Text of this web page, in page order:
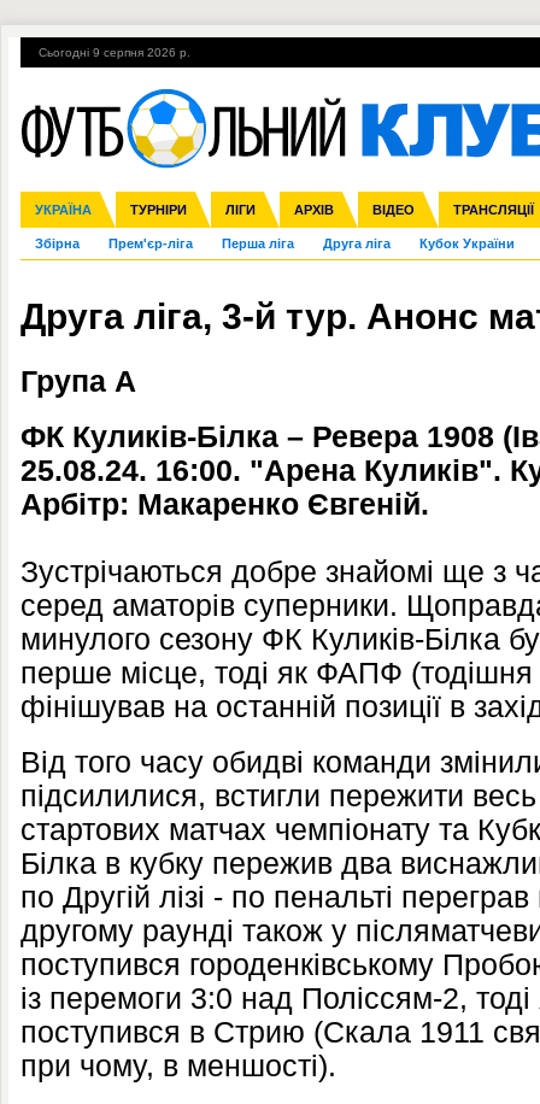
Сьогодні 9 серпня 2026 р.
УКРАЇНА ТУРНІРИ ЛІГИ АРХІВ ВІДЕО ТРАНСЛЯЦІЇ
Збірна Прем'єр-ліга Перша ліга Друга ліга Кубок України
Ліга чемпіонів Ліга Європи Міжнародні Ліга націй Ліга
Англія Іспанія Італія Німеччина Франція Інші
ЧС-2014 ЄВРО-2016 Росія Кубок конфедерацій ЧЄ-2015 (U-
Гарячі теми УПЛ, 2-й тур ВІЙНА УПЛ-ПЕРЕХОДИ
Друга ліга, 3-й тур. Анонс
Група А
ФК Куликів-Білка – Ревера 1908
25.08.24. 16:00. "Арена Куликів".
Арбітр: Макаренко Євгеній.
Зустрічаються добре знайомі ще з
серед аматорів суперники.
минулого сезону ФК Куликів-Білка
перше місце, тоді як ФАПФ
фінішував на останній позиції в
Від того часу обидві команди
підсилилися, встигли пережити
стартових матчах чемпіонату та
Білка в кубку пережив два
по Другій лізі - по пенальті
другому раунді також у
поступився городенківському
із перемоги 3:0 над Поліссям-2,
поступився в Стрию (Скала 1911
при чому, в меншості).